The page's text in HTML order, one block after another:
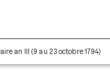
an III (9 au 23 octobre 1794)